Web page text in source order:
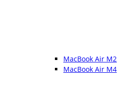
MacBook Air M2
MacBook Air M4